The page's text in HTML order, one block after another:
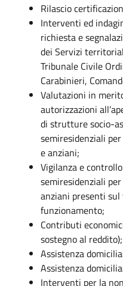
Rilascio
Interventi ed
richiesta e
dei Servizi
Tribunale Civile
Carabinieri,
Valutazioni in
autorizzazioni
di strutture socio-
semiresidenziali
e anziani;
Vigilanza e
semiresidenziali
anziani presenti
funzionamento;
Contributi
sostegno al reddito);
Assistenza
Assistenza
Interventi per la